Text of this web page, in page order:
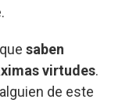
saben
virtudes.
de este